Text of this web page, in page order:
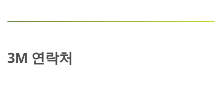
3M 연락처